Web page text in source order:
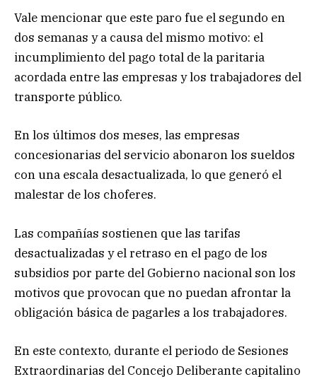
Vale mencionar que este paro fue el segundo en
dos semanas y a causa del mismo motivo: el
incumplimiento del pago total de la paritaria
acordada entre las empresas y los trabajadores del
transporte público.
En los últimos dos meses, las empresas
concesionarias del servicio abonaron los sueldos
con una escala desactualizada, lo que generó el
malestar de los choferes.
Las compañías sostienen que las tarifas
desactualizadas y el retraso en el pago de los
subsidios por parte del Gobierno nacional son los
motivos que provocan que no puedan afrontar la
obligación básica de pagarles a los trabajadores.
En este contexto, durante el periodo de Sesiones
Extraordinarias del Concejo Deliberante capitalino